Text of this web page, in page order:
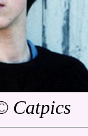
Catpics